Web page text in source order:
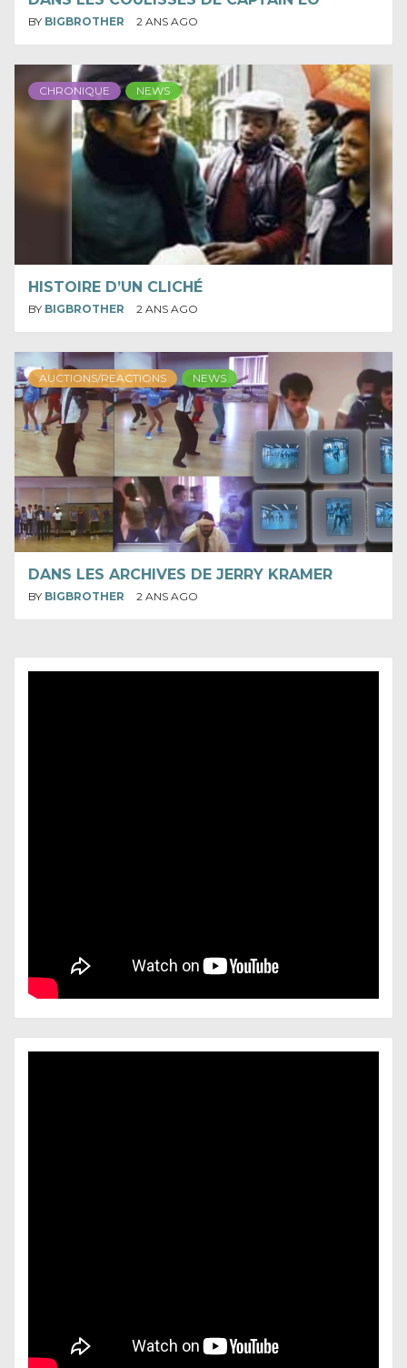
BY BIGBROTHER 2 ANS AGO
CHRONIQUE NEWS
HISTOIRE D’UN CLICHÉ
BY BIGBROTHER 2 ANS AGO
AUCTIONS/REACTIONS NEWS
DANS LES ARCHIVES DE JERRY KRAMER
BY BIGBROTHER 2 ANS AGO